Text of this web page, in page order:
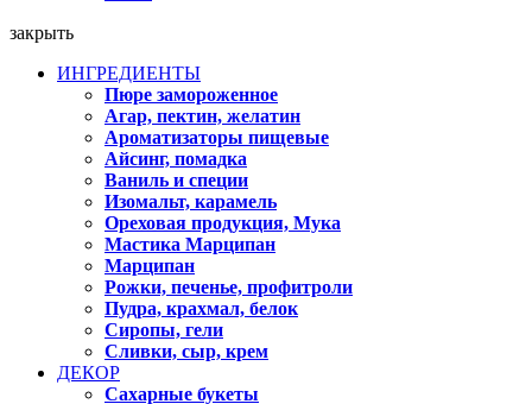
закрыть
ИНГРЕДИЕНТЫ
Пюре замороженное
Агар, пектин, желатин
Ароматизаторы пищевые
Айсинг, помадка
Ваниль и специи
Изомальт, карамель
Ореховая продукция, Мука
Мастика Марципан
Марципан
Рожки, печенье, профитроли
Пудра, крахмал, белок
Сиропы, гели
Сливки, сыр, крем
ДЕКОР
Сахарные букеты